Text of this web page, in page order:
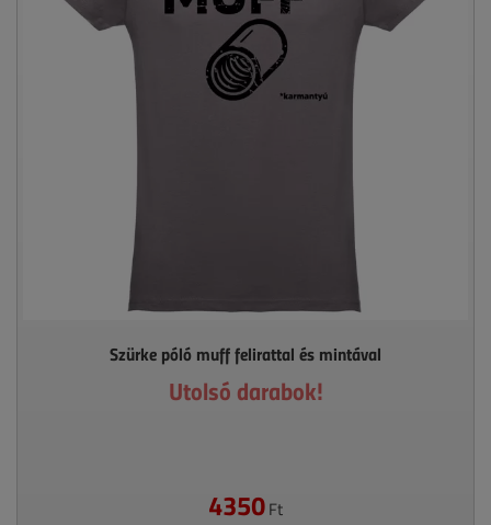
Szürke póló muff felirattal és mintával
Utolsó darabok!
4350Ft